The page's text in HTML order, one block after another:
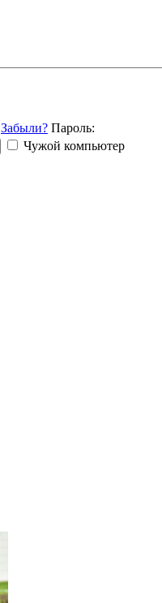
Забыли? Пароль:
Чужой компьютер